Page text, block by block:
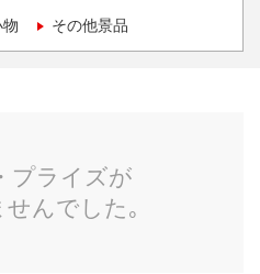
その他景品